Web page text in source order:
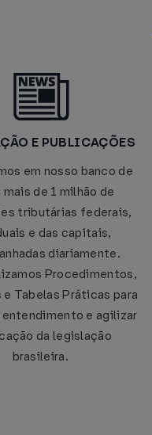
E PUBLICAÇÕES
em nosso banco de
mais de 1 milhão de
tributárias federais,
e das capitais,
diariamente.
Procedimentos,
e Tabelas Práticas para
e agilizar
da legislação
brasileira.